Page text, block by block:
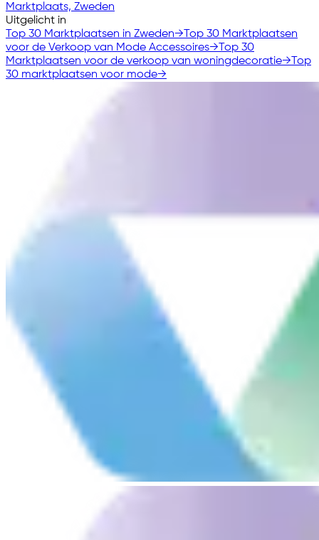
Marktplaats, Zweden
Uitgelicht in
Top 30 Marktplaatsen in Zweden→ Top 30 Marktplaatsen
voor de Verkoop van Mode Accessoires→ Top 30
Marktplaatsen voor de verkoop van woningdecoratie→ Top
30 marktplaatsen voor mode→